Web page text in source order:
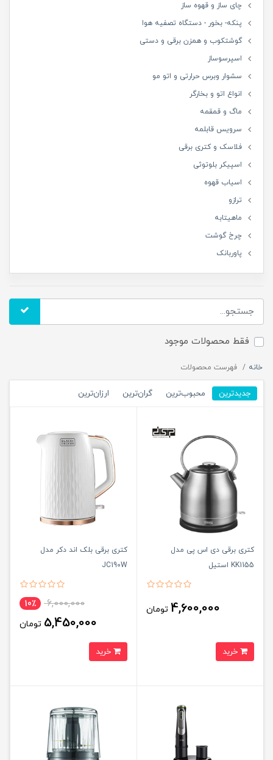
چای ساز و قهوه ساز
پنکه- بخور - دستگاه تصفیه هوا
گوشتکوب و همزن برقی و دستی
اسپرسوساز
سشوار وبرس حرارتی و اتو مو
انواع اتو و بخارگر
ماگ و قمقمه
سرویس قابلمه
فلاسک و کتری برقی
اسپیکر بلوتوثی
اسیاب قهوه
ترازو
ماهیتابه
چرخ گوشت
پاوربانک
فقط محصولات موجود
خانه فهرست محصولات
جدیدترین محبوب‌ترین گران‌ترین ارزان‌ترین
کتری برقی دی اس پی مدل
KK1155 استیل
4,600,000 تومان
کتری برقی بلک اند دکر مدل
JC190W
6,000,000 10٪
5,450,000 تومان